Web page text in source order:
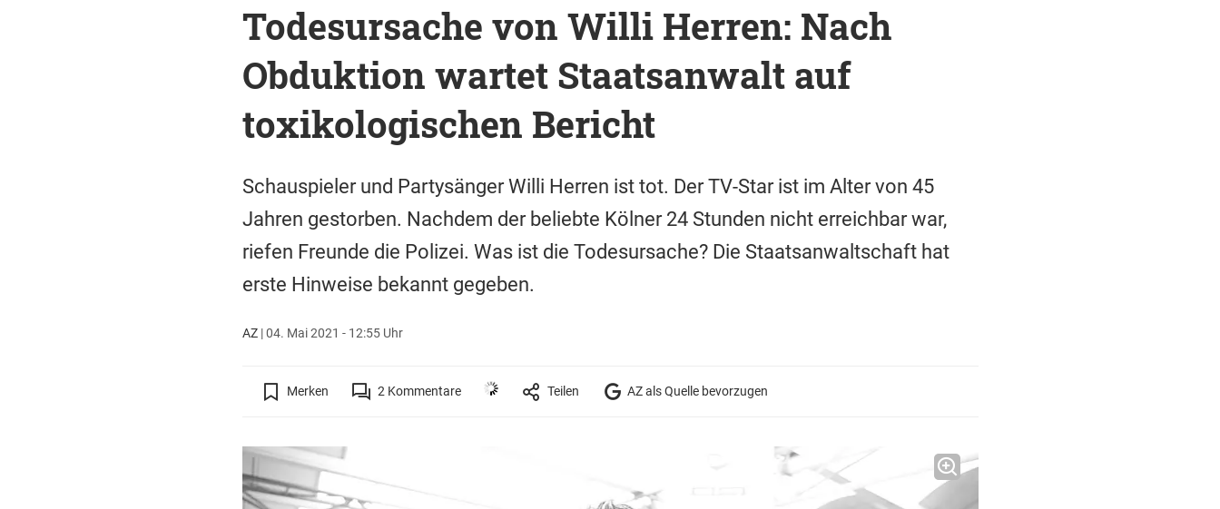
Todesursache von Willi Herren: Nach
Obduktion wartet Staatsanwalt auf
toxikologischen Bericht
Schauspieler und Partysänger Willi Herren ist tot. Der TV-Star ist im Alter von 45
Jahren gestorben. Nachdem der beliebte Kölner 24 Stunden nicht erreichbar war,
riefen Freunde die Polizei. Was ist die Todesursache? Die Staatsanwaltschaft hat
erste Hinweise bekannt gegeben.
AZ|04. Mai 2021 - 12:55 Uhr
Merken 2 Kommentare Teilen AZ als Quelle bevorzugen